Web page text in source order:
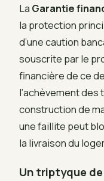
La Garantie
la protection
d’une caution
souscrite par le
financière de ce
l’achèvement des
construction de
une faillite peut
la livraison du
Un triptyque